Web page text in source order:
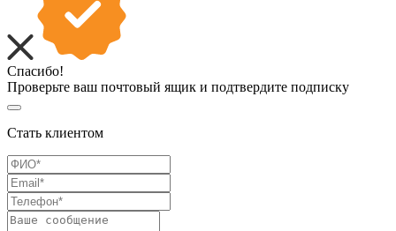
Спасибо!
Проверьте ваш почтовый ящик и подтвердите подписку
Стать клиентом